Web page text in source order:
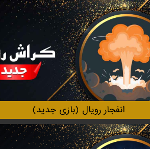
انفجار‌ رویال (بازی جدید)